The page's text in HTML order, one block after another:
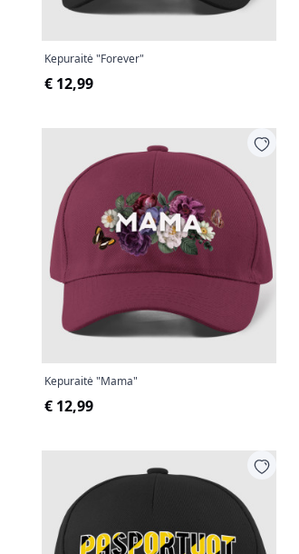
Kepuraitė "Forever"
€ 12,99
Kepuraitė "Mama"
€ 12,99